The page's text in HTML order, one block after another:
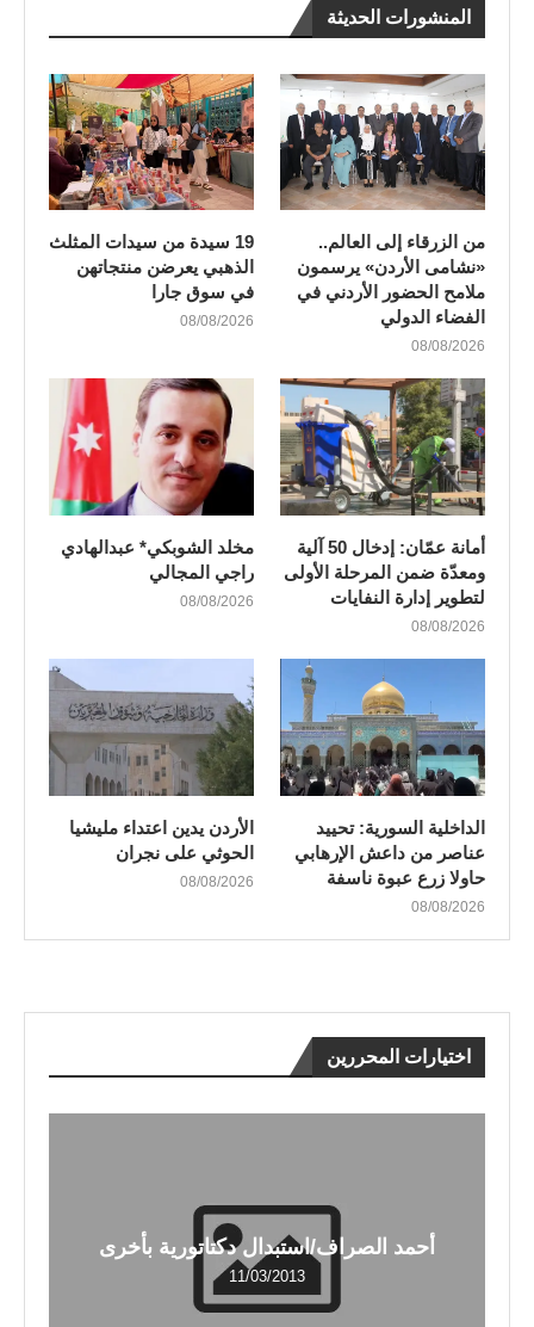
المنشورات الحديثة
من الزرقاء إلى العالم..
«نشامى الأردن» يرسمون
ملامح الحضور الأردني في
الفضاء الدولي
08/08/2026
19 سيدة من سيدات المثلث
الذهبي يعرضن منتجاتهن
في سوق جارا
08/08/2026
أمانة عمّان: إدخال 50 آلية
ومعدّة ضمن المرحلة الأولى
لتطوير إدارة النفايات
08/08/2026
مخلد الشوبكي* عبدالهادي
راجي المجالي
08/08/2026
الداخلية السورية: تحييد
عناصر من داعش الإرهابي
حاولا زرع عبوة ناسفة
08/08/2026
الأردن يدين اعتداء مليشيا
الحوثي على نجران
08/08/2026
اختيارات المحررين
أحمد الصراف/استبدال دكتاتورية بأخرى
11/03/2013